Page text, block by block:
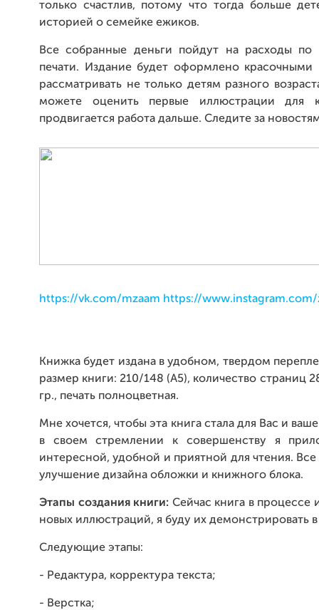
только счастлив, потому что тогда больше
историей о семейке ежиков.
Все собранные деньги пойдут на расходы по
печати. Издание будет оформлено
рассматривать не только детям разного
можете оценить первые иллюстрации для
продвигается работа дальше. Следите за
https://vk.com/mzaam https://www.instagram.com/
Книжка будет издана в удобном, твердом
размер книги: 210/148 (А5), количество страниц
гр., печать полноцветная.
Мне хочется, чтобы эта книга стала для Вас и
в своем стремлении к совершенству я
интересной, удобной и приятной для чтения.
улучшение дизайна обложки и книжного блока.
Этапы создания книги: Сейчас книга в
новых иллюстраций, я буду их демонстрировать в
Следующие этапы:
- Редактура, корректура текста;
- Верстка;